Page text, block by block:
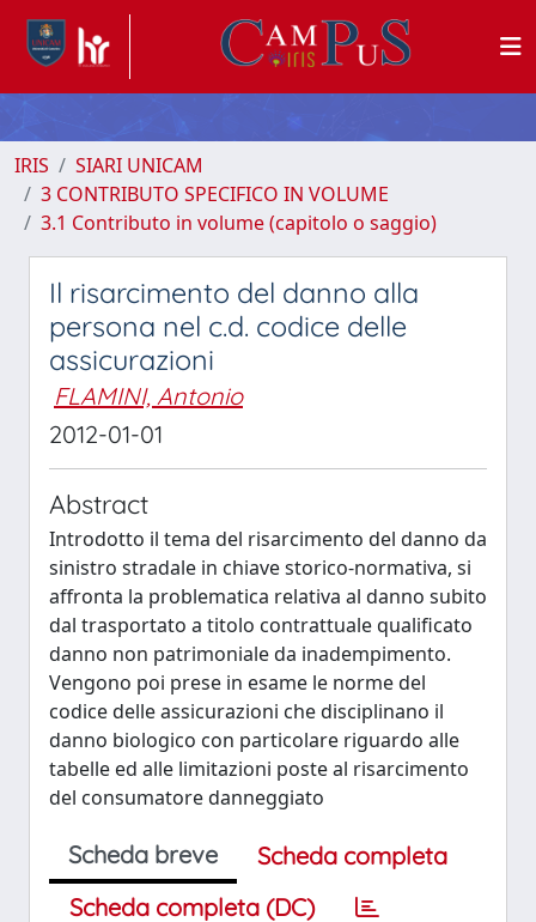
IRIS
SIARI UNICAM
3 CONTRIBUTO SPECIFICO IN VOLUME
3.1 Contributo in volume (capitolo o saggio)
Il risarcimento del danno alla
persona nel c.d. codice delle
assicurazioni
FLAMINI, Antonio
2012-01-01
Abstract
Introdotto il tema del risarcimento del danno da
sinistro stradale in chiave storico-normativa, si
affronta la problematica relativa al danno subito
dal trasportato a titolo contrattuale qualificato
danno non patrimoniale da inadempimento.
Vengono poi prese in esame le norme del
codice delle assicurazioni che disciplinano il
danno biologico con particolare riguardo alle
tabelle ed alle limitazioni poste al risarcimento
del consumatore danneggiato
Scheda breve
Scheda completa
Scheda completa (DC)